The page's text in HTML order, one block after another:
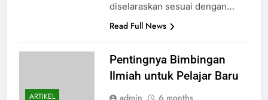
diselaraskan sesuai dengan…
Read Full News
ARTIKEL
Pentingnya Bimbingan
Ilmiah untuk Pelajar Baru